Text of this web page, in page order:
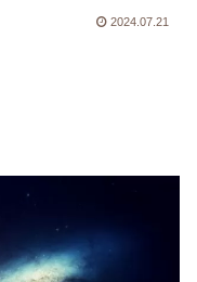
2024.07.21